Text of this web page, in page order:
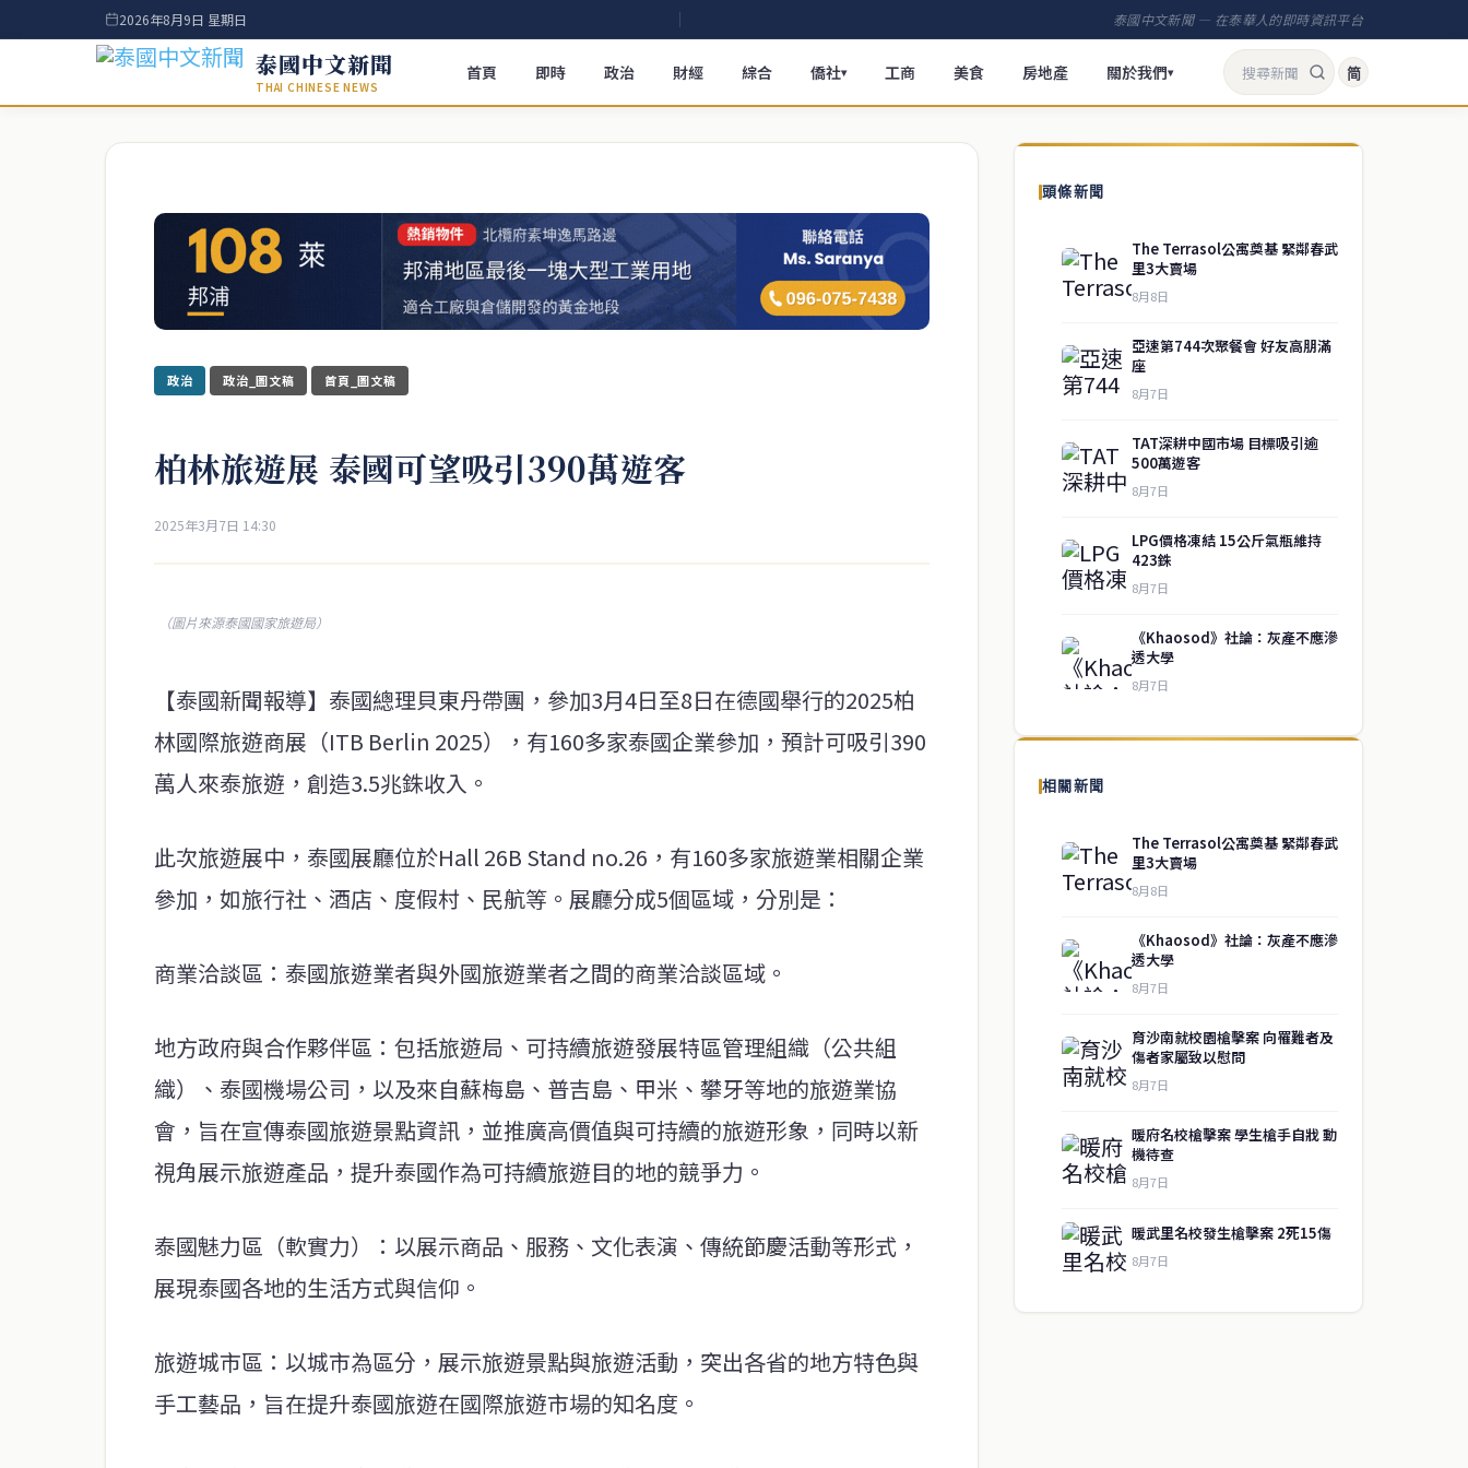
2026年8月9日 星期日 泰國中文新聞 — 在泰華人的即時資訊平台
泰國中文新聞
THAI CHINESE NEWS
首頁 即時 政治 財經 綜合 僑社▾ 工商 美食 房地產 關於我們▾ 简
政治 政治_圖文稿 首頁_圖文稿
柏林旅遊展 泰國可望吸引390萬遊客
2025年3月7日 14:30
（圖片來源泰國國家旅遊局）
【泰國新聞報導】泰國總理貝東丹帶團，參加3月4日至8日在德國舉行的2025柏
林國際旅遊商展（ITB Berlin 2025），有160多家泰國企業參加，預計可吸引390
萬人來泰旅遊，創造3.5兆銖收入。
此次旅遊展中，泰國展廳位於Hall 26B Stand no.26，有160多家旅遊業相關企業
參加，如旅行社、酒店、度假村、民航等。展廳分成5個區域，分別是：
商業洽談區：泰國旅遊業者與外國旅遊業者之間的商業洽談區域。
地方政府與合作夥伴區：包括旅遊局、可持續旅遊發展特區管理組織（公共組
織）、泰國機場公司，以及來自蘇梅島、普吉島、甲米、攀牙等地的旅遊業協
會，旨在宣傳泰國旅遊景點資訊，並推廣高價值與可持續的旅遊形象，同時以新
視角展示旅遊產品，提升泰國作為可持續旅遊目的地的競爭力。
泰國魅力區（軟實力）：以展示商品、服務、文化表演、傳統節慶活動等形式，
展現泰國各地的生活方式與信仰。
旅遊城市區：以城市為區分，展示旅遊景點與旅遊活動，突出各省的地方特色與
手工藝品，旨在提升泰國旅遊在國際旅遊市場的知名度。
頭條新聞
The Terrasol公寓奠基 緊鄰春武
里3大賣場
8月8日
亞速第744次聚餐會 好友高朋滿
座
8月7日
TAT深耕中國市場 目標吸引逾
500萬遊客
8月7日
LPG價格凍結 15公斤氣瓶維持
423銖
8月7日
《Khaosod》社論：灰產不應滲
透大學
8月7日
相關新聞
The Terrasol公寓奠基 緊鄰春武
里3大賣場
8月8日
《Khaosod》社論：灰產不應滲
透大學
8月7日
育沙南就校園槍擊案 向罹難者及
傷者家屬致以慰問
8月7日
暖府名校槍擊案 學生槍手自戕 動
機待查
8月7日
暖武里名校發生槍擊案 2死15傷
8月7日